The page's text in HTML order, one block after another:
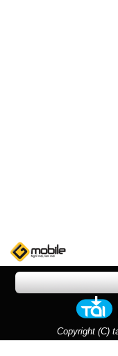
Copyright (C)